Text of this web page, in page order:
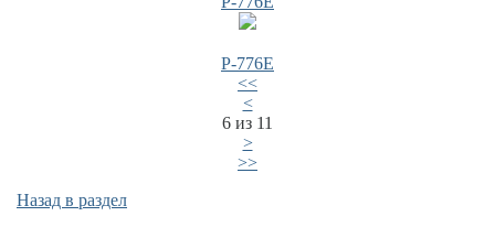
Р-776Е
<<
<
6 из 11
>
>>
Назад в раздел